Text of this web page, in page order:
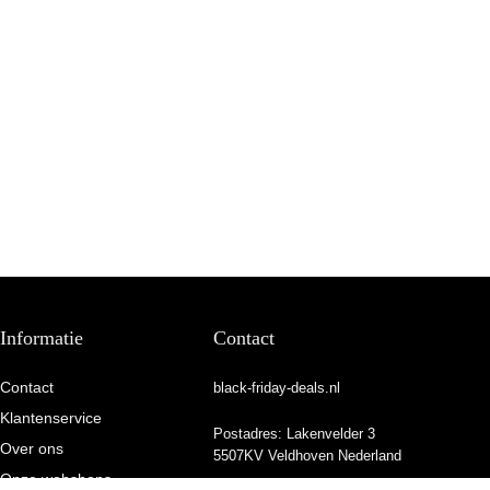
Informatie
Contact
Klantenservice
Over ons
Onze webshops
Contact
black-friday-deals.nl
Postadres: Lakenvelder 3
5507KV Veldhoven Nederland